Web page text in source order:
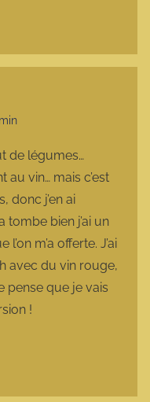
de légumes…
vin… mais c’est
donc j’en ai
tombe bien j’ai un
m’a offerte. J’ai
avec du vin rouge,
pense que je vais
!